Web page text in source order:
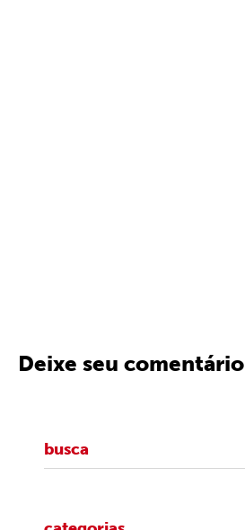
Deixe seu comentário